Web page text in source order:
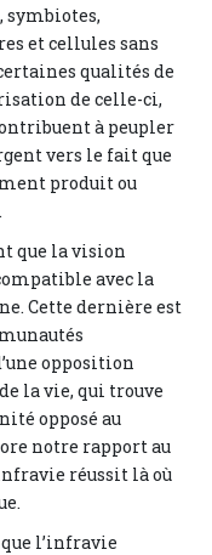
symbiotes,
et cellules sans
qualités de
de celle-ci,
à peupler
vers le fait que
produit ou
que la vision
avec la
Cette dernière est
opposition
la vie, qui trouve
opposé au
notre rapport au
réussit là où
l’infravie